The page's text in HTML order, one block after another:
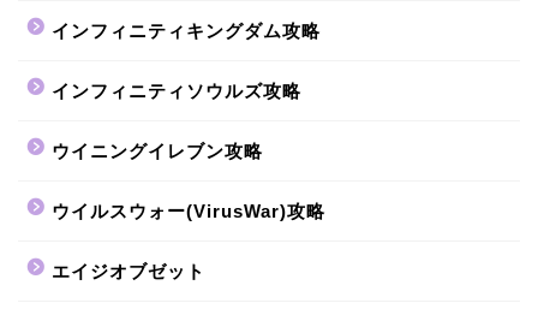
インフィニティキングダム攻略
インフィニティソウルズ攻略
ウイニングイレブン攻略
ウイルスウォー(VirusWar)攻略
エイジオブゼット